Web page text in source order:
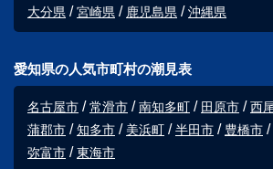
大分県
宮崎県 鹿児島県 沖縄県
愛知県の人気市町村の潮見表
名古屋市 常滑市 南知多町 田原市 西
蒲郡市
知多市 美浜町 半田市 豊橋市
弥富市
東海市